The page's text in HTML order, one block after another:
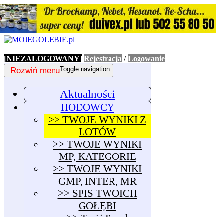
[NIEZALOGOWANY] Rejestracja /Logowanie
Toggle navigation
Rozwiń menu
Aktualności
HODOWCY
>> TWOJE WYNIKI Z
LOTÓW
>> TWOJE WYNIKI
MP, KATEGORIE
>> TWOJE WYNIKI
GMP, INTER, MR
>> SPIS TWOICH
GOŁĘBI